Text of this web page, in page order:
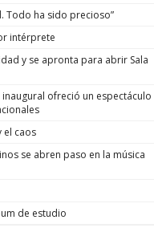
Todo ha sido precioso”
intérprete
y se apronta para abrir Sala
ofreció un espectáculo
el caos
se abren paso en la música
de estudio